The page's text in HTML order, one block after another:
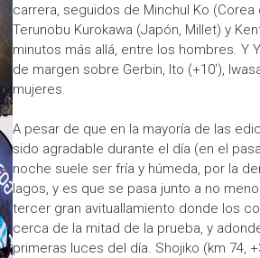
carrera, seguidos de Minchul Ko (Corea
Terunobu Kurokawa (Japón, Millet) y
minutos más allá, entre los hombres. Y
de margen sobre Gerbin, Ito (+10'),
mujeres.
A pesar de que en la mayoría de las
sido agradable durante el día (en el
noche suele ser fría y húmeda, por la
lagos, y es que se pasa junto a no
tercer gran avituallamiento donde los
cerca de la mitad de la prueba, y
primeras luces del día. Shojiko (km 74,